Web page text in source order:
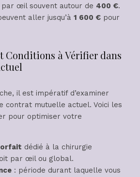
œil souvent autour de 400 €.
aller jusqu’à 1 600 € pour
Conditions à Vérifier dans
il est impératif d’examiner
contrat mutuelle actuel. Voici les
pour optimiser votre
dédié à la chirurgie
par œil ou global.
: période durant laquelle vous